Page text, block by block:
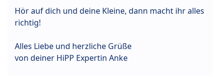
Hör auf dich und deine Kleine, dann macht ihr alles
richtig!
Alles Liebe und herzliche Grüße
von deiner HiPP Expertin Anke